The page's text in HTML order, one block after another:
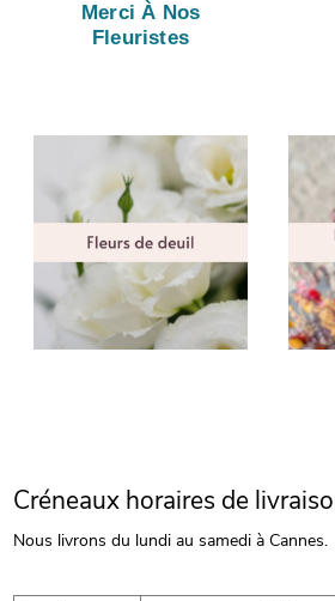
Merci À Nos
Fleuristes
Créneaux horaires de
Nous livrons du lundi au samedi à Cannes.